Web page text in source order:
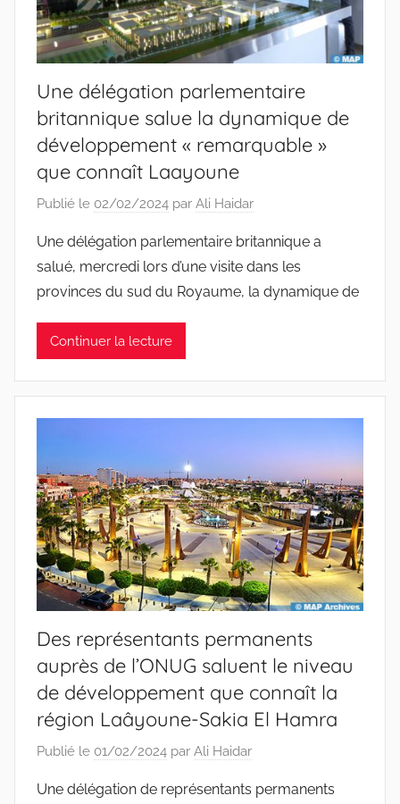
Une délégation parlementaire
britannique salue la dynamique de
développement « remarquable »
que connaît Laayoune
Publié le 02/02/2024 par Ali Haidar
Une délégation parlementaire britannique a
salué, mercredi lors d’une visite dans les
provinces du sud du Royaume, la dynamique de
Continuer la lecture
Des représentants permanents
auprès de l’ONUG saluent le niveau
de développement que connaît la
région Laâyoune-Sakia El Hamra
Publié le 01/02/2024 par Ali Haidar
Une délégation de représentants permanents